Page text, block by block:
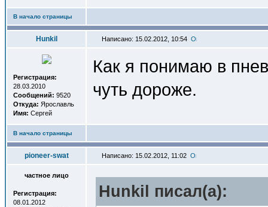
В начало страницы
Hunkil Написано: 15.02.2012, 10:54
Регистрация:
28.03.2010
Сообщений: 9520
Откуда: Ярославль
Имя: Сергей
Как я понимаю в
чуть дороже.
В начало страницы
pioneer-swat Написано: 15.02.2012, 11:02
частное лицо
Регистрация:
08.01.2012
Hunkil писал(a):